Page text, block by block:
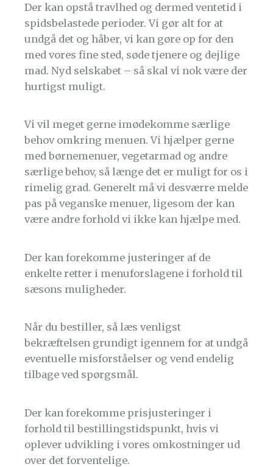
Der kan opstå travlhed og dermed ventetid i
spidsbelastede perioder. Vi gør alt for at
undgå det og håber, vi kan gøre op for den
med vores fine sted, søde tjenere og dejlige
mad. Nyd selskabet – så skal vi nok være der
hurtigst muligt.
Vi vil meget gerne imødekomme særlige
behov omkring menuen. Vi hjælper gerne
med børnemenuer, vegetarmad og andre
særlige behov, så længe det er muligt for os i
rimelig grad. Generelt må vi desværre melde
pas på veganske menuer, ligesom der kan
være andre forhold vi ikke kan hjælpe med.
Der kan forekomme justeringer af de
enkelte retter i menuforslagene i forhold til
sæsons muligheder.
Når du bestiller, så læs venligst
bekræftelsen grundigt igennem for at undgå
eventuelle misforståelser og vend endelig
tilbage ved spørgsmål.
Der kan forekomme prisjusteringer i
forhold til bestillingstidspunkt, hvis vi
oplever udvikling i vores omkostninger ud
over det forventelige.